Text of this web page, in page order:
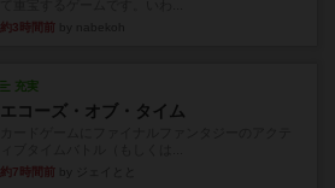
約3時間前
充実
エコーズ・オブ・タイム
約7時間前